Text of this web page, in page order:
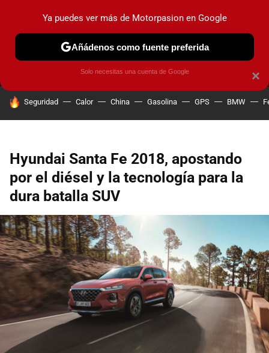
MENÚ NUEVO
COCHES ELÉCTRICOS OBSERVATORIO
HOY SE HABLA DE
Seguridad Calor China Gasolina GPS BMW
Hyundai Santa Fe 2018, apostando
por el diésel y la tecnología para la
dura batalla SUV
×
Ya puedes ver más de Motorpasion en Google
Añádenos como fuente preferida
Solo necesitas una cuenta de Google